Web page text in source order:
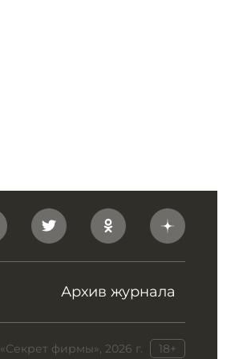
Архив журнала
«Секрет фирмы», 2026 г. 18+